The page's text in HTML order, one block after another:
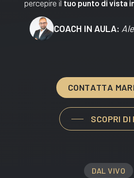
percepire il tuo punto di vista
COACH IN AULA:
CONTATTA MAR
SCOPRI DI
DAL VIVO